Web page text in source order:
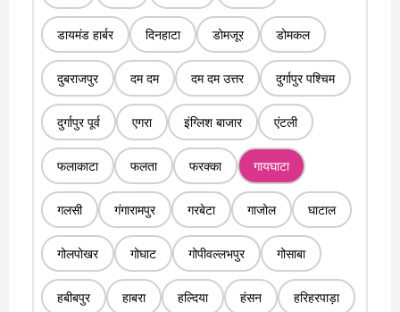
डायमंड हार्बर दिनहाटा डोमजूर डोमकल
दुबराजपुर दम दम दम दम उत्तर दुर्गापुर पश्चिम
दुर्गापुर पूर्व एगरा इंग्लिश बाजार एंटली
फलाकाटा फलता फरक्का गायघाटा
गलसी गंगारामपुर गरबेटा गाजोल घाटाल
गोलपोखर गोघाट गोपीवल्लभपुर गोसाबा
हबीबपुर हाबरा हल्दिया हंसन हरिहरपाड़ा